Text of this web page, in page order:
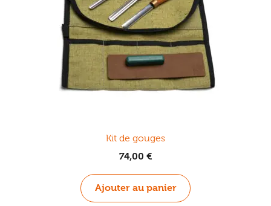
Kit de gouges
74,00 €
Ajouter au panier